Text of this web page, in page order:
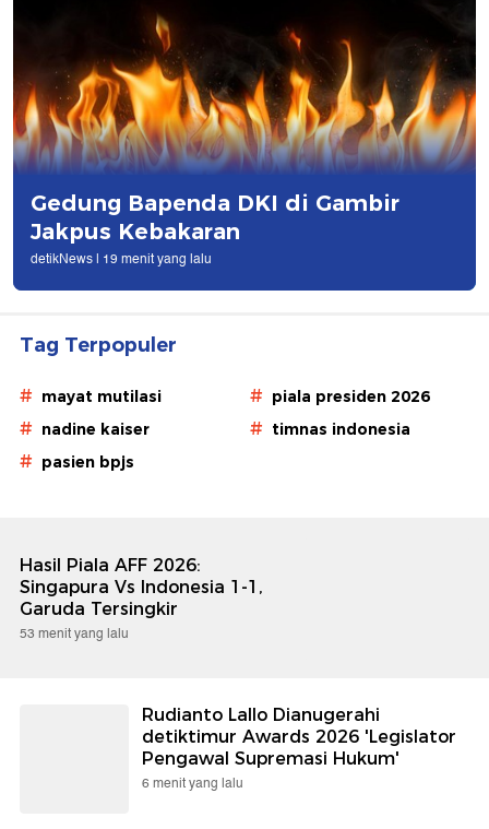
Gedung Bapenda DKI di Gambir
Jakpus Kebakaran
detikNews | 19 menit yang lalu
Tag Terpopuler
# mayat mutilasi
# nadine kaiser
# pasien bpjs
# piala presiden 2026
# timnas indonesia
Hasil Piala AFF 2026:
Singapura Vs Indonesia 1-1,
Garuda Tersingkir
53 menit yang lalu
Rudianto Lallo Dianugerahi
detiktimur Awards 2026 'Legislator
Pengawal Supremasi Hukum'
6 menit yang lalu